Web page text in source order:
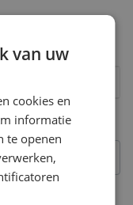
van uw
cookies en
informatie
te openen